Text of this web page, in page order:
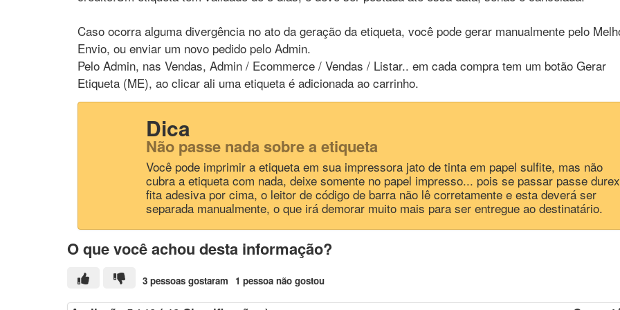
Caso ocorra alguma divergência no ato da geração da etiqueta, você pode gerar manualmente pelo
Envio, ou enviar um novo pedido pelo Admin.
Pelo Admin, nas Vendas, Admin / Ecommerce / Vendas / Listar.. em cada compra tem um botão Gerar
Etiqueta (ME), ao clicar ali uma etiqueta é adicionada ao carrinho.
Dica
Não passe nada sobre a etiqueta
Você pode imprimir a etiqueta em sua impressora jato de tinta em papel sulfite, mas não
cubra a etiqueta com nada, deixe somente no papel impresso... pois se passar passe
fita adesiva por cima, o leitor de código de barra não lê corretamente e esta deverá ser
separada manualmente, o que irá demorar muito mais para ser entregue ao destinatário.
O que você achou desta informação?
3 pessoas gostaram 1 pessoa não gostou